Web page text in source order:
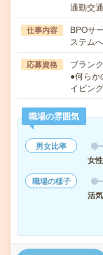
通勤交
仕事内容
BPOサ
ステム
応募資格
ブラン
●何らか
イピン
職場の雰囲気
男女比率
女性
職場の様子
活